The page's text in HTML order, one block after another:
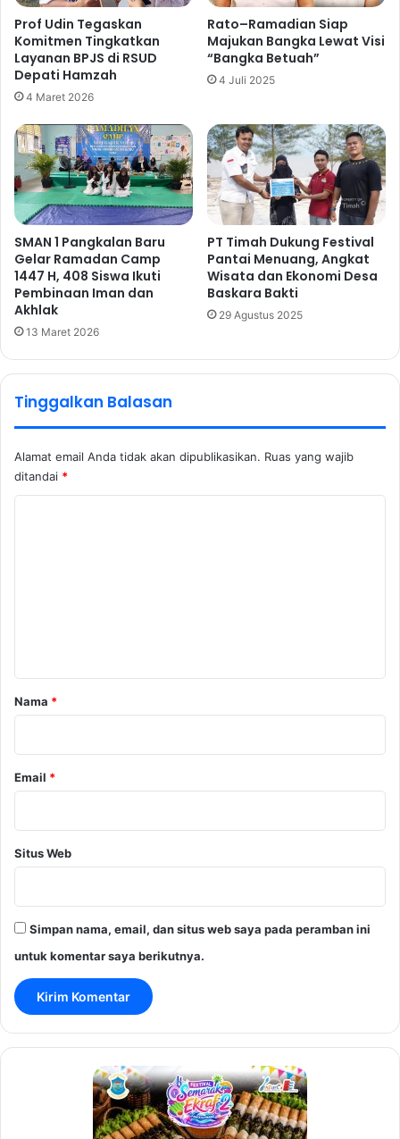
Prof Udin Tegaskan
Komitmen Tingkatkan
Layanan BPJS di RSUD
Depati Hamzah
4 Maret 2026
Rato–Ramadian Siap
Majukan Bangka Lewat Visi
“Bangka Betuah”
4 Juli 2025
SMAN 1 Pangkalan Baru
Gelar Ramadan Camp
1447 H, 408 Siswa Ikuti
Pembinaan Iman dan
Akhlak
13 Maret 2026
PT Timah Dukung Festival
Pantai Menuang, Angkat
Wisata dan Ekonomi Desa
Baskara Bakti
29 Agustus 2025
Tinggalkan Balasan
Alamat email Anda tidak akan dipublikasikan. Ruas yang wajib
ditandai *
rNama *
Email *
Situs Web
Simpan nama, email, dan situs web saya pada peramban ini
untuk komentar saya berikutnya.